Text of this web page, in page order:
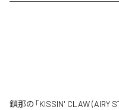
鎖那の「KISSIN' CLAW (AIRY